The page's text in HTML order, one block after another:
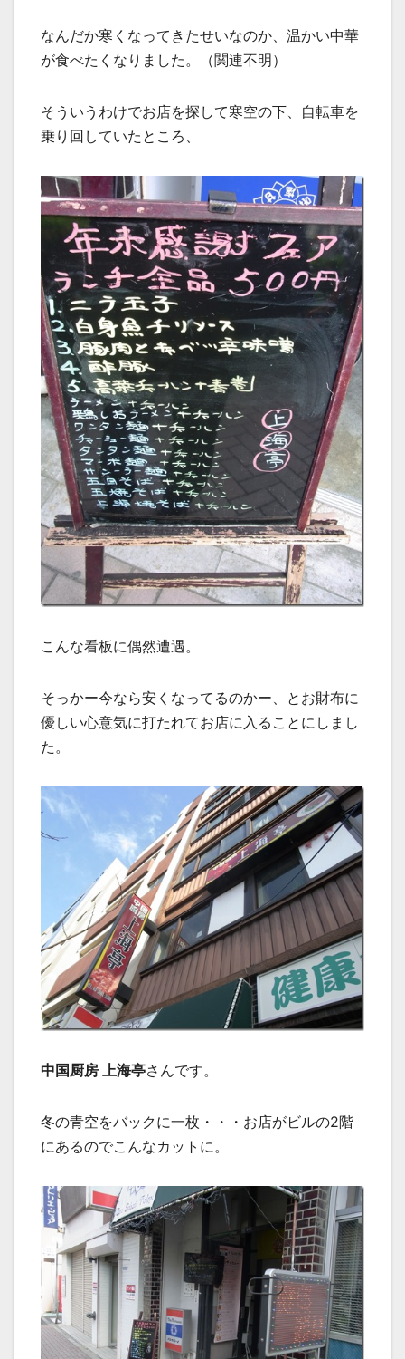
なんだか寒くなってきたせいなのか、温かい中華
が食べたくなりました。（関連不明）
そういうわけでお店を探して寒空の下、自転車を
乗り回していたところ、
こんな看板に偶然遭遇。
そっかー今なら安くなってるのかー、とお財布に
優しい心意気に打たれてお店に入ることにしまし
た。
中国厨房 上海亭さんです。
冬の青空をバックに一枚・・・お店がビルの2階
にあるのでこんなカットに。